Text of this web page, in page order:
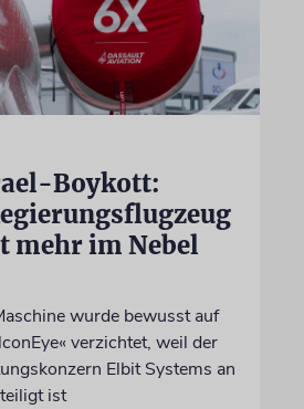
Boykott:
mehr im Nebel
wurde bewusst auf
verzichtet, weil der
Elbit Systems an
ist